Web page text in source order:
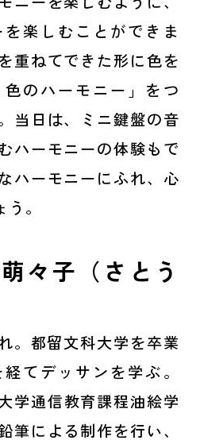
楽しむことができま
重ねてできた形に色を
のハーモニー」をつ
当日は、ミニ鍵盤の音
ハーモニーの体験もで
ハーモニーにふれ、心
。
々子（さとう
。都留文科大学を卒業
てデッサンを学ぶ。
学通信教育課程油絵学
筆による制作を行い、